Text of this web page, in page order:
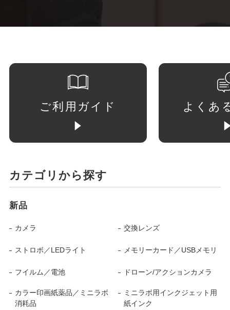
ご利用ガイド よくあ
カテゴリから探す
新品
カメラ 交換レンズ
ストロボ／LEDライト メモリーカード／USBメモリ
フイルム／電池 ドローン/アクションカメラ
カラー印画紙薬品／ミニラボ
消耗品
ミニラボ用インクジェット用
紙インク